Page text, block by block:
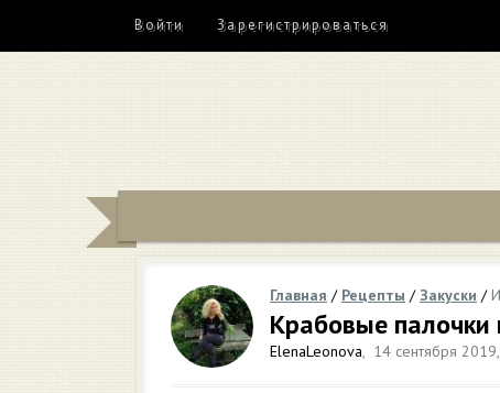
Войти Зарегистрироваться
Главная / Рецепты /Закуски /
Крабовые палочки
ElenaLeonova, 14 сентября